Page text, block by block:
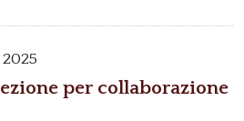
per collaborazione